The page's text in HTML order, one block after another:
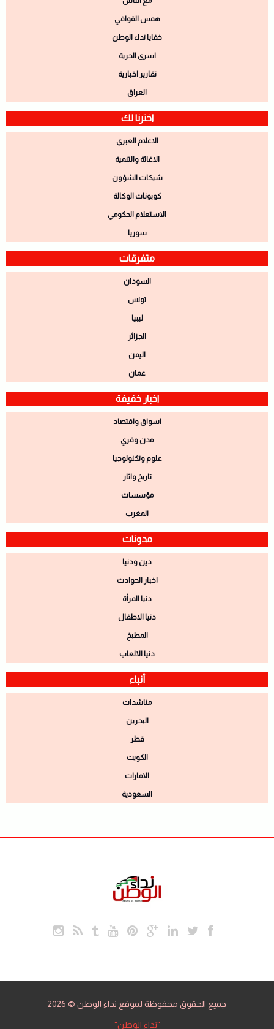
همس القوافي
خفايا نداء الوطن
اسرى الحرية
تقارير اخبارية
العراق
اخترنا لك
الاعلام العبري
الاغاثة والتنمية
شيكات الشؤون
كوبونات الوكالة
الاستعلام الحكومي
سوريا
متفرقات
السودان
تونس
ليبيا
الجزائر
اليمن
عمان
اخبار خفيفة
اسواق واقتصاد
مدن وقري
علوم وتكنولوجيا
تاريخ واثار
مؤسسات
المغرب
مدونات
دين ودنيا
اخبار الحوادث
دنيا المرأة
دنيا الاطفال
المطبخ
دنيا الالعاب
أنباء
مناشدات
البحرين
قطر
الكويت
الامارات
السعودية
جميع الحقوق محفوظة لموقع نداء الوطن © 2026
"نداء الوطن"